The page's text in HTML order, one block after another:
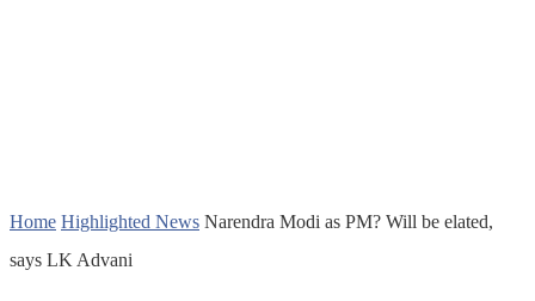
Home Highlighted News Narendra Modi as PM? Will be elated,
says LK Advani